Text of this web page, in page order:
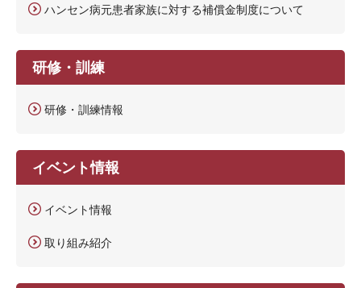
ハンセン病元患者家族に対する補償金制度について
研修・訓練
研修・訓練情報
イベント情報
イベント情報
取り組み紹介